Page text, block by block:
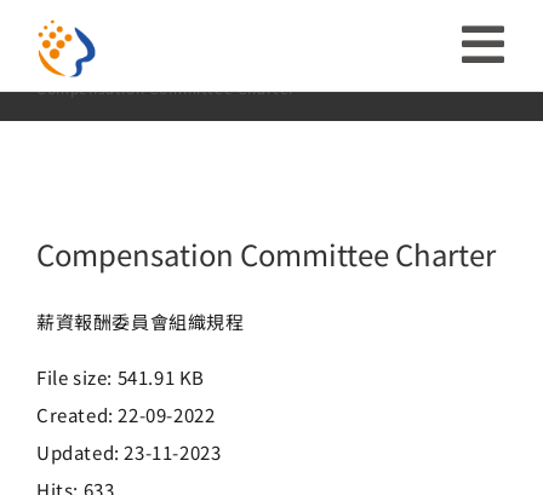
內
收
航
關於富堡
社會共榮
品牌介紹
Compensation Committee Charter
Home: 首頁
Compensation Committee Charter
Compensation Committee Charter
薪資報酬委員會組織規程
File size: 541.91 KB
Created: 22-09-2022
Updated: 23-11-2023
Hits: 633